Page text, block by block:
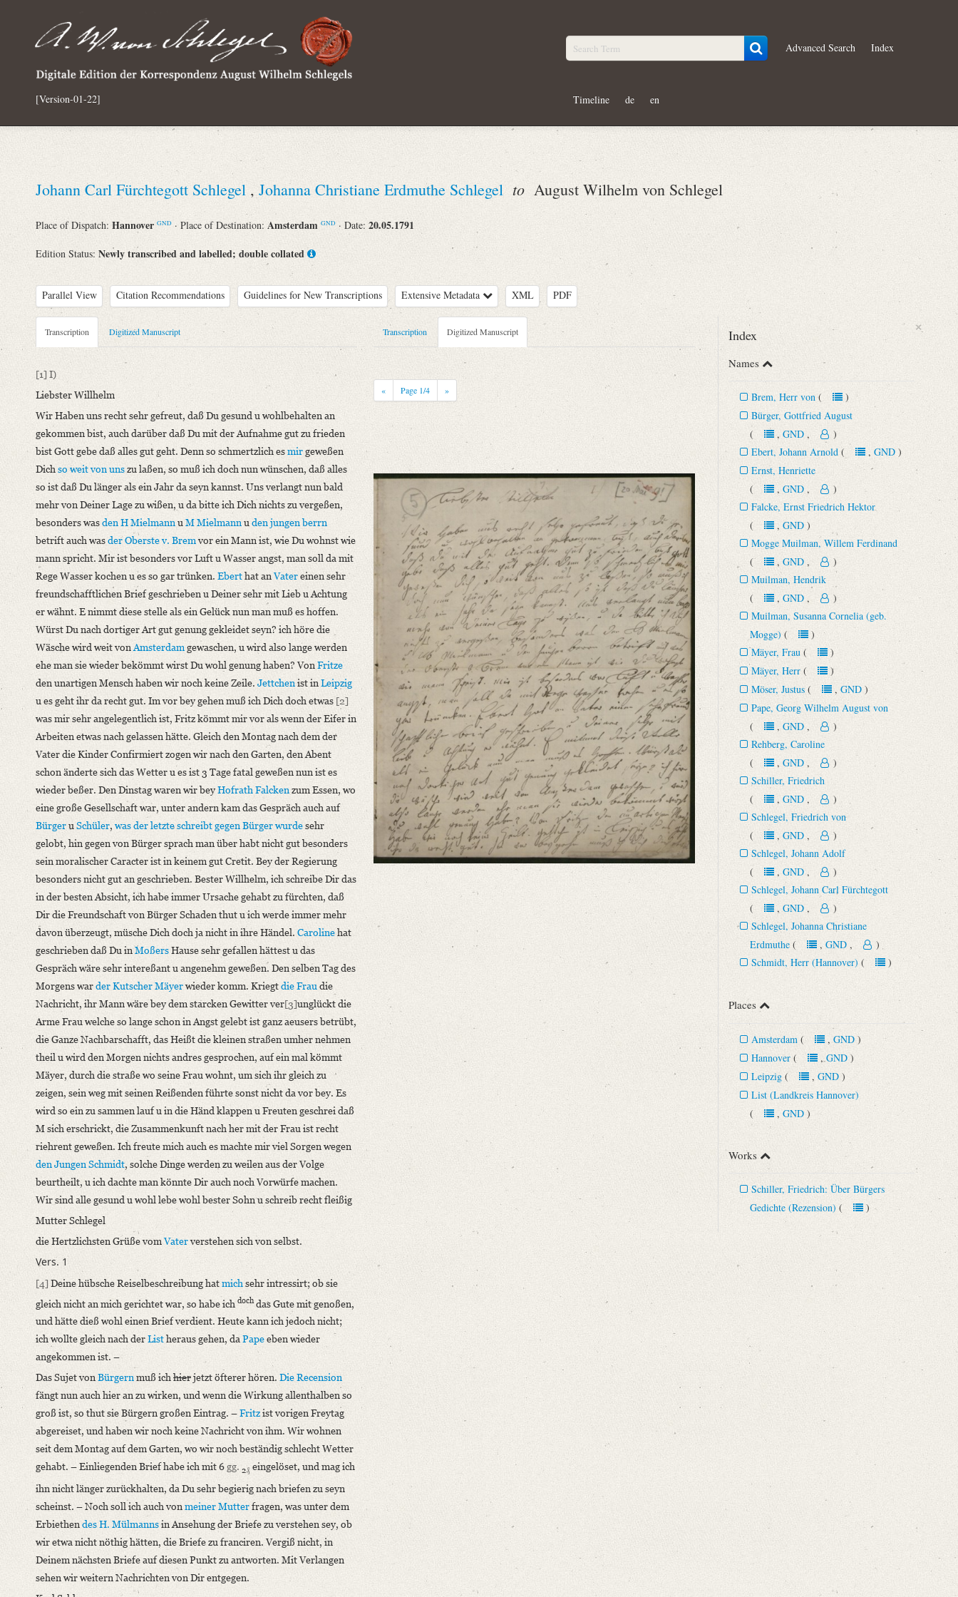
[Version-01-22]
Advanced Search Index
Timeline de en
Johann Carl Fürchtegott Schlegel , Johanna Christiane Erdmuthe Schlegel to August Wilhelm von Schlegel
Place of Dispatch: Hannover GND · Place of Destination: Amsterdam GND · Date: 20.05.1791
Edition Status: Newly transcribed and labelled; double collated
Parallel View Citation Recommendations Guidelines for New Transcriptions Extensive Metadata XML PDF
Metadata Concerning Header
Sender: Johann Carl Fürchtegott Schlegel, Johanna Christiane Erdmuthe Schlegel
Recipient: August Wilhelm von Schlegel
Place of Dispatch: Hannover
Place of Destination: Amsterdam
Date: 20.05.1791
Notations: Absende- und Empfangsort erschlossen.
Manuscript
Provider: Dresden, Sächsische Landesbibliothek - Staats- und Universitätsbibliothek
OAI Id: DE-611-36881
Classification Number: Mscr.Dresd.e.90,XIX,Bd.21,Nr.5
Number of Pages: 4 S. auf Doppelbl., hs. m. U.
Format: 23,1 x 18,9 cm
Incipit: „[1] I)
Liebster Willhelm
Wir Haben uns recht sehr gefreut, daß Du gesund u wohlbehalten an gekommen bist, auch darüber daß [...]“
Language
Editors
Bamberg, Claudia
Varwig, Olivia
Transcription Digitized Manuscript
[1]I)
Liebster Willhelm
Wir Haben uns recht sehr gefreut, daß Du gesund u wohlbehalten an
gekommen bist, auch darüber daß Du mit der Aufnahme gut zu frieden
bist Gott gebe daß alles gut geht. Denn so schmertzlich esmirgeweßen
Dich so weit von unszu laßen, so muß ich doch nun wünschen, daß alles
so ist daß Du länger als ein Jahr da seyn kannst. Uns verlangt nun bald
mehr von Deiner Lage zu wißen, u da bitte ich Dich nichts zu vergeßen,
besonders wasden H Mielmannu M Mielmannu den jungen berrn
betrift auch wasder Oberste v. Bremvor ein Mann ist, wie Du wohnst wie
mann spricht. Mir ist besonders vor Luft u Wasser angst, man soll da mit
Rege Wasser kochen u es so gar trünken. Eberthat anVatereinen sehr
freundschafftlichen Brief geschrieben u Deiner sehr mit Lieb u Achtung
er wähnt. E nimmt diese stelle als ein Gelück nun man muß es hoffen.
Würst Du nach dortiger Art gut genung gekleidet seyn? ich höre die
Wäsche wird weit vonAmsterdamgewaschen, u wird also lange werden
ehe man sie wieder bekömmt wirst Du wohl genung haben? Von Fritze
den unartigen Mensch haben wir noch keine Zeile. Jettchenist inLeipzig
u es geht ihr da recht gut. Im vor bey gehen muß ich Dich doch etwas [2]
was mir sehr angelegentlich ist, Fritz kömmt mir vor als wenn der Eifer in
Arbeiten etwas nach gelassen hätte. Gleich den Montag nach dem der
Vater die Kinder Confirmiert zogen wir nach den Garten, den Abent
schon änderte sich das Wetter u es ist 3 Tage fatal geweßen nun ist es
wieder beßer. Den Dinstag waren wir beyHofrath Falckenzum Essen, wo
eine große Gesellschaft war, unter andern kam das Gespräch auch auf
Bürgeru Schüler, was der letzte schreibt gegen Bürger wurdesehr
gelobt, hin gegen von Bürger sprach man über habt nicht gut besonders
sein moralischer Caracter ist in keinem gut Cretit. Bey der Regierung
besonders nicht gut an geschrieben. Bester Willhelm, ich schreibe Dir das
in der besten Absicht, ich habe immer Ursache gehabt zu fürchten, daß
Dir die Freundschaft von Bürger Schaden thut u ich werde immer mehr
davon überzeugt, müsche Dich doch ja nicht in ihre Händel. Carolinehat
geschrieben daß Du inMoßersHause sehr gefallen hättest u das
Gespräch wäre sehr intereßant u angenehm geweßen. Den selben Tag des
Morgens warder Kutscher Mäyerwieder komm. Kriegtdie Frau die
Nachricht, ihr Mann wäre bey dem starcken Gewitter ver[3]unglückt die
Arme Frau welche so lange schon in Angst gelebt ist ganz aeusers betrübt,
die Ganze Nachbarschafft, das Heißt die kleinen straßen umher nehmen
theil u wird den Morgen nichts andres gesprochen, auf ein mal kömmt
Mäyer, durch die straße wo seine Frau wohnt, um sich ihr gleich zu
zeigen, sein weg mit seinen Reißenden führte sonst nicht da vor bey. Es
wird so ein zu sammen lauf u in die Händ klappen u Freuten geschrei daß
M sich erschrickt, die Zusammenkunft nach her mit der Frau ist recht
riehrent geweßen. Ich freute mich auch es machte mir viel Sorgen wegen
den Jungen Schmidt, solche Dinge werden zu weilen aus der Volge
beurtheilt, u ich dachte man könnte Dir auch noch Vorwürfe machen.
Wir sind alle gesund u wohl lebe wohl bester Sohn u schreib recht fleißig
Mutter Schlegel
die Hertzlichsten Grüße vomVaterverstehen sich von selbst.
Vers. 1
[4]Deine hübsche Reiselbeschreibung hatmich sehr intressirt; ob sie
gleich nicht an mich gerichtet war, so habe ich dochdas Gute mit genoßen,
und hätte dieß wohl einen Brief verdient. Heute kann ich jedoch nicht;
ich wollte gleich nach derListheraus gehen, da Papeeben wieder
angekommen ist. –
Das Sujet vonBürgernmuß ichhierjetzt öfterer hören. Die Recension
fängt nun auch hier an zu wirken, und wenn die Wirkung allenthalben so
groß ist, so thut sie Bürgern großen Eintrag. –Fritzist vorigen Freytag
abgereiset, und haben wir noch keine Nachricht von ihm. Wir wohnen
seit dem Montag auf dem Garten, wo wir noch beständig schlecht Wetter
gehabt. – Einliegenden Brief habe ich mit 6gg. 2₰ eingelöset, und mag ich
ihn nicht länger zurückhalten, da Du sehr begierig nach briefen zu seyn
scheinst. – Noch soll ich auch vonmeiner Mutterfragen, was unter dem
Erbiethendes H. Mülmannsin Ansehung der Briefe zu verstehen sey, ob
wir etwa nicht nöthig hätten, die Briefe zu franciren. Vergiß nicht, in
Deinem nächsten Briefe auf diesen Punkt zu antworten. Mit Verlangen
sehen wir weitern Nachrichten von Dir entgegen.
Transcription Digitized Manuscript
« Page 1/4 »
×
Index
Names
Brem, Herr von ()
Bürger, Gottfried August
(, GND, )
Ebert, Johann Arnold (, GND)
Ernst, Henriette
(, GND, )
Falcke, Ernst Friedrich Hektor
(, GND)
Mogge Muilman, Willem Ferdinand
(, GND, )
Muilman, Hendrik
(, GND, )
Muilman, Susanna Cornelia (geb.
Mogge) ()
Mäyer, Frau ()
Mäyer, Herr ()
Möser, Justus (, GND)
Pape, Georg Wilhelm August von
(, GND, )
Rehberg, Caroline
(, GND, )
Schiller, Friedrich
(, GND, )
Schlegel, Friedrich von
(, GND, )
Schlegel, Johann Adolf
(, GND, )
Schlegel, Johann Carl Fürchtegott
(, GND, )
Schlegel, Johanna Christiane
Erdmuthe (, GND, )
Schmidt, Herr (Hannover) ()
Places
Amsterdam (, GND)
Hannover (, GND)
Leipzig (, GND)
List (Landkreis Hannover)
(, GND)
Works
Schiller, Friedrich: Über Bürgers
Gedichte (Rezension) ()